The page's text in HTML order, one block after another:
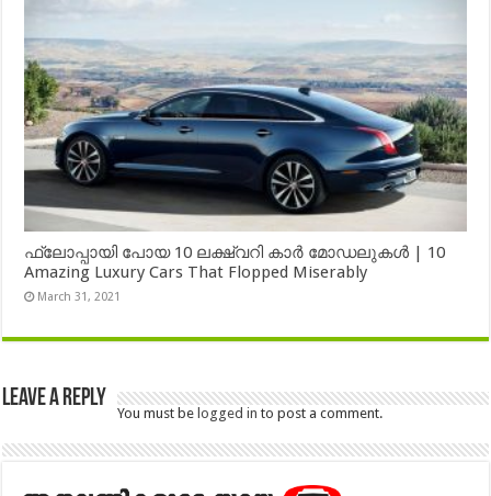
ഫ്ലോപ്പായി പോയ 10 ലക്ഷ്വറി കാർ മോഡലുകൾ | 10
Amazing Luxury Cars That Flopped Miserably
March 31, 2021
Leave a Reply
You must be logged in to post a comment.